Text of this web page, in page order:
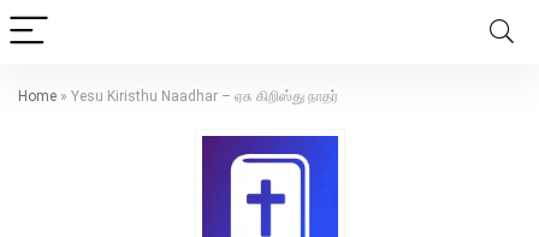
Home » Yesu Kiristhu Naadhar – ஏசு கிறிஸ்து நாதர்